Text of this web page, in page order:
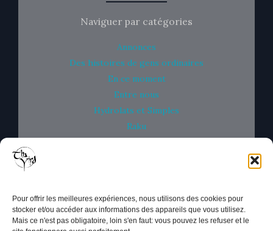
Pour offrir les meilleures expériences, nous utilisons des cookies pour
stocker et/ou accéder aux informations des appareils que vous utilisez.
Mais ce n'est pas obligatoire, loin s'en faut: vous pouvez les refuser et le
Naviguer par catégories
Annonces
Des histoires de gens ordinaires
En ce moment
Entre nous
Hydrolats et Simples
Raku
Tha Yirdvit dans le monde coopératif et fait partie de la